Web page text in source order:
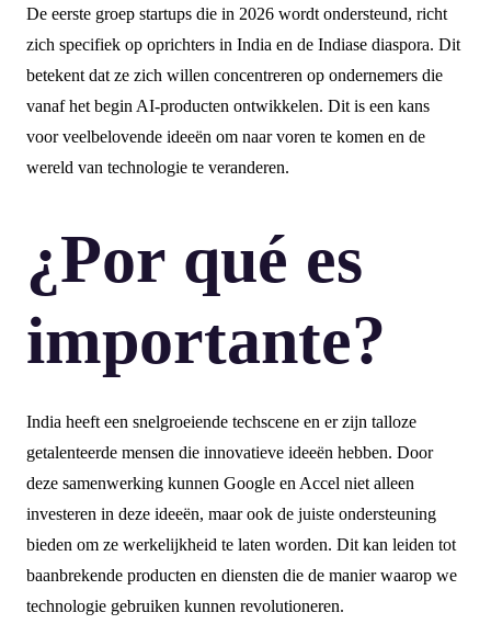
De eerste groep startups die in 2026 wordt ondersteund, richt
zich specifiek op oprichters in India en de Indiase diaspora. Dit
betekent dat ze zich willen concentreren op ondernemers die
vanaf het begin AI-producten ontwikkelen. Dit is een kans
voor veelbelovende ideeën om naar voren te komen en de
wereld van technologie te veranderen.
¿Por qué es
importante?
India heeft een snelgroeiende techscene en er zijn talloze
getalenteerde mensen die innovatieve ideeën hebben. Door
deze samenwerking kunnen Google en Accel niet alleen
investeren in deze ideeën, maar ook de juiste ondersteuning
bieden om ze werkelijkheid te laten worden. Dit kan leiden tot
baanbrekende producten en diensten die de manier waarop we
technologie gebruiken kunnen revolutioneren.